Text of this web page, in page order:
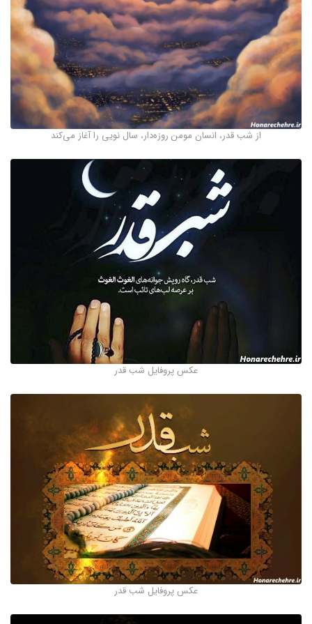
از شب قدر، انسان مومن روزه‌دار، سال نویى را آغاز می‌‏کند
عکس پروفایل شب قدر
عکس پروفایل شب قدر